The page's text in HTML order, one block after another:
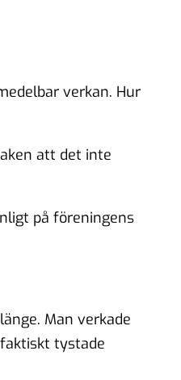
verkan. Hur
att det inte
på föreningens
Man verkade
tystade